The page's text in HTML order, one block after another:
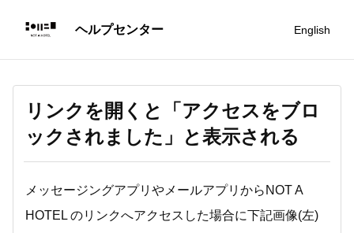
English
リンクを開くと「アクセスをブロ
ックされました」と表示される
メッセージングアプリやメールアプリからNOT A
HOTEL のリンクへアクセスした場合に下記画像(左)